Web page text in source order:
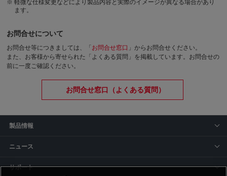
軽微な仕様変更などにより製品内容と実際のイメージが異なる場合があり
ます。
お問合せについて
お問合せ等につきましては、「お問合せ窓口 」からお問合せください。
また、お客様から寄せられた「よくある質問」を掲載しています。お問合せの
前に一度ご確認ください。
お問合せ窓口（よくある質問）
製品情報
ニュース
サポート